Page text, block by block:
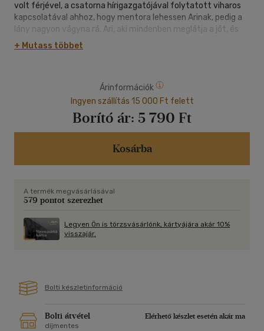
volt férjével, a csatorna hírigazgatójával folytatott viharos
kapcsolatával ahhoz, hogy mentora lehessen Arinak, pedig a
lány nagyon vágyna rá. Ari, aki mindenben meglátja a jót, és
örök optimista, ettől teljesen elkeseredik. Úgy tűnik, csak
egyetlen ember érti meg a bánatát: Russell Barringer. a
Egy rémesre sikeredett karácsonyi buli után Ari és Russell úgy
döntenek, hogy összefognak, és megoldják főnökeik
kapcsolati problémáit. Miközben mindent bevetve, jó
szándékúan dolgoznak az újraegyesítésen, nem várt fordulat
következik be a saját életükben.
is...?
Rachel Lynn Solomon, az Ex Talk - Szerelem első szakításra
sikerszerzője ismét fergeteges romkommal örvendezeti meg
az olvasót.
+ Mutass többet
Árinformációk
Ingyen szállítás 15 000 Ft felett
Borító ár: 5 790 Ft
Kosárba
A termék megvásárlásával
579 pontot szerezhet
Legyen Ön is törzsvásárlónk, kártyájára akár 10%
visszajár.
Bolti készletinformáció
Bolti átvétel
Elérhető készlet esetén akár ma
díjmentes